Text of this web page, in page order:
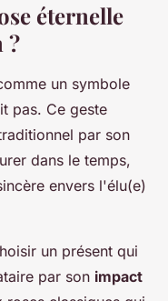
éternelle
?
un symbole
pas. Ce geste
par son
dans le temps,
envers l'élu(e)
un présent qui
par son impact